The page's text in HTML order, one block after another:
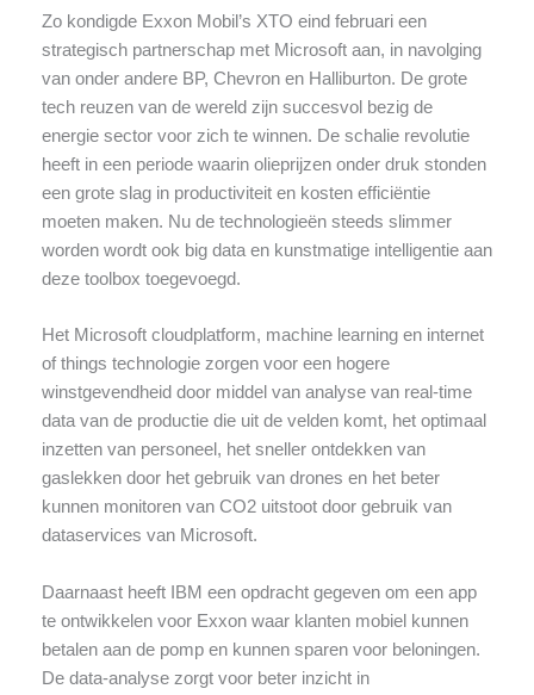
Zo kondigde Exxon Mobil’s XTO eind februari een
strategisch partnerschap met Microsoft aan, in navolging
van onder andere BP, Chevron en Halliburton. De grote
tech reuzen van de wereld zijn succesvol bezig de
energie sector voor zich te winnen. De schalie revolutie
heeft in een periode waarin olieprijzen onder druk stonden
een grote slag in productiviteit en kosten efficiëntie
moeten maken. Nu de technologieën steeds slimmer
worden wordt ook big data en kunstmatige intelligentie aan
deze toolbox toegevoegd.
Het Microsoft cloudplatform, machine learning en internet
of things technologie zorgen voor een hogere
winstgevendheid door middel van analyse van real-time
data van de productie die uit de velden komt, het optimaal
inzetten van personeel, het sneller ontdekken van
gaslekken door het gebruik van drones en het beter
kunnen monitoren van CO2 uitstoot door gebruik van
dataservices van Microsoft.
Daarnaast heeft IBM een opdracht gegeven om een app
te ontwikkelen voor Exxon waar klanten mobiel kunnen
betalen aan de pomp en kunnen sparen voor beloningen.
De data-analyse zorgt voor beter inzicht in